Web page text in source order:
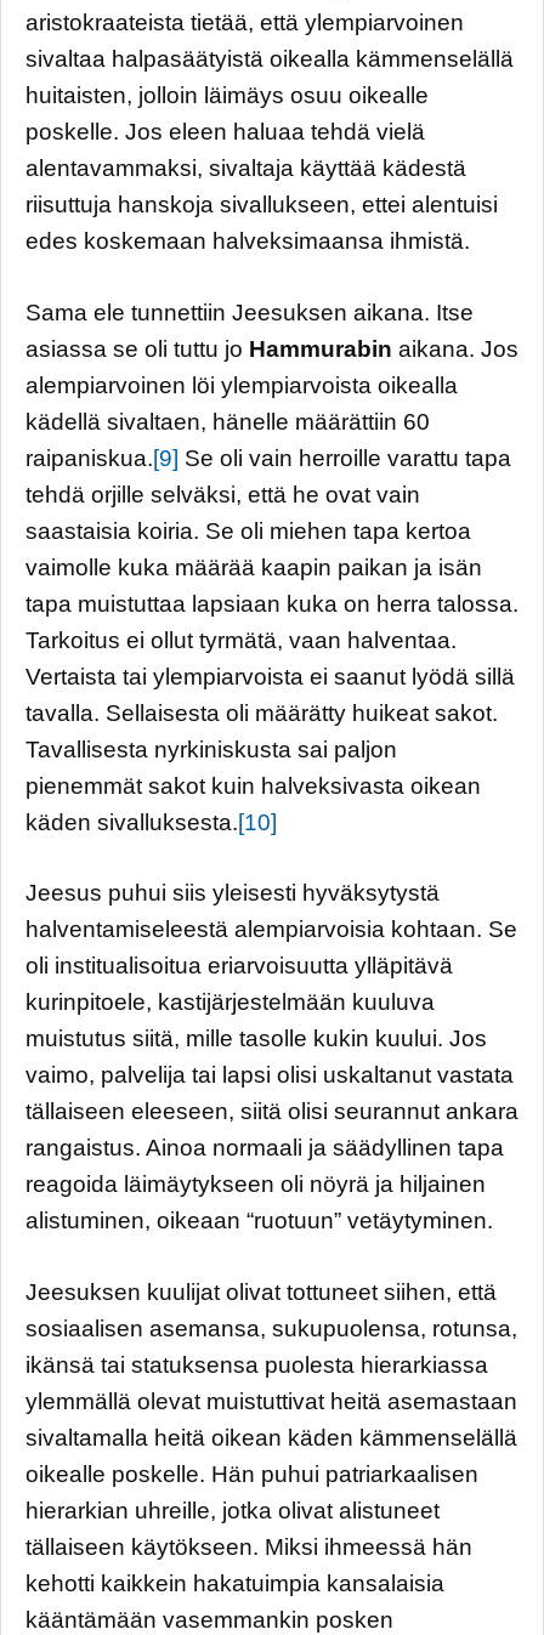
aristokraateista tietää, että ylempiarvoinen
sivaltaa halpasäätyistä oikealla kämmenselällä
huitaisten, jolloin läimäys osuu oikealle
poskelle. Jos eleen haluaa tehdä vielä
alentavammaksi, sivaltaja käyttää kädestä
riisuttuja hanskoja sivallukseen, ettei alentuisi
edes koskemaan halveksimaansa ihmistä.
Sama ele tunnettiin Jeesuksen aikana. Itse
asiassa se oli tuttu jo Hammurabin aikana. Jos
alempiarvoinen löi ylempiarvoista oikealla
kädellä sivaltaen, hänelle määrättiin 60
raipaniskua.[9] Se oli vain herroille varattu tapa
tehdä orjille selväksi, että he ovat vain
saastaisia koiria. Se oli miehen tapa kertoa
vaimolle kuka määrää kaapin paikan ja isän
tapa muistuttaa lapsiaan kuka on herra talossa.
Tarkoitus ei ollut tyrmätä, vaan halventaa.
Vertaista tai ylempiarvoista ei saanut lyödä sillä
tavalla. Sellaisesta oli määrätty huikeat sakot.
Tavallisesta nyrkiniskusta sai paljon
pienemmät sakot kuin halveksivasta oikean
käden sivalluksesta.[10]
Jeesus puhui siis yleisesti hyväksytystä
halventamiseleestä alempiarvoisia kohtaan. Se
oli institualisoitua eriarvoisuutta ylläpitävä
kurinpitoele, kastijärjestelmään kuuluva
muistutus siitä, mille tasolle kukin kuului. Jos
vaimo, palvelija tai lapsi olisi uskaltanut vastata
tällaiseen eleeseen, siitä olisi seurannut ankara
rangaistus. Ainoa normaali ja säädyllinen tapa
reagoida läimäytykseen oli nöyrä ja hiljainen
alistuminen, oikeaan “ruotuun” vetäytyminen.
Jeesuksen kuulijat olivat tottuneet siihen, että
sosiaalisen asemansa, sukupuolensa, rotunsa,
ikänsä tai statuksensa puolesta hierarkiassa
ylemmällä olevat muistuttivat heitä asemastaan
sivaltamalla heitä oikean käden kämmenselällä
oikealle poskelle. Hän puhui patriarkaalisen
hierarkian uhreille, jotka olivat alistuneet
tällaiseen käytökseen. Miksi ihmeessä hän
kehotti kaikkein hakatuimpia kansalaisia
kääntämään vasemmankin posken